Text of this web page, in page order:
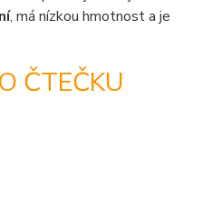
, má nízkou hmotnost a je
ČTEČKU